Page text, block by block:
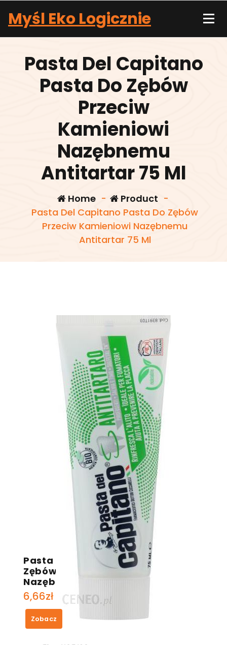
content
Myśl Eko Logicznie
Pasta Del Capitano
Pasta Do Zębów
Przeciw
Kamieniowi
Nazębnemu
Antitartar 75 Ml
Home- Product -
Pasta Del Capitano Pasta Do Zębów
Przeciw Kamieniowi Nazębnemu
Antitartar 75 Ml
Pasta Del Capitano Pasta Do
Zębów Przeciw Kamieniowi
Nazębnemu Antitartar 75 Ml
6,66zł
Zobacz